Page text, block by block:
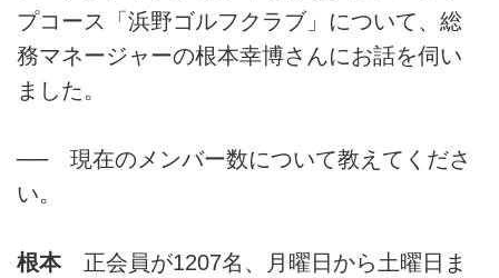
プコース「浜野ゴルフクラブ」について、総
務マネージャーの根本幸博さんにお話を伺い
ました。
── 現在のメンバー数について教えてくださ
い。
根本正会員が1207名、月曜日から土曜日ま